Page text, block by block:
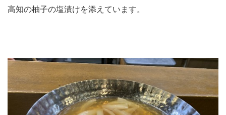
高知の柚子の塩漬けを添えています。